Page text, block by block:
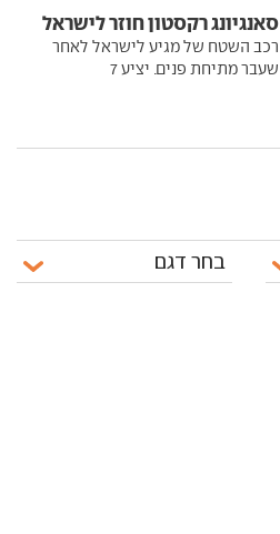
סאנגיונג רקסטון חוזר לישראל
רכב השטח של מגיע לישראל לאחר
שעבר מתיחת פנים. יציע 7